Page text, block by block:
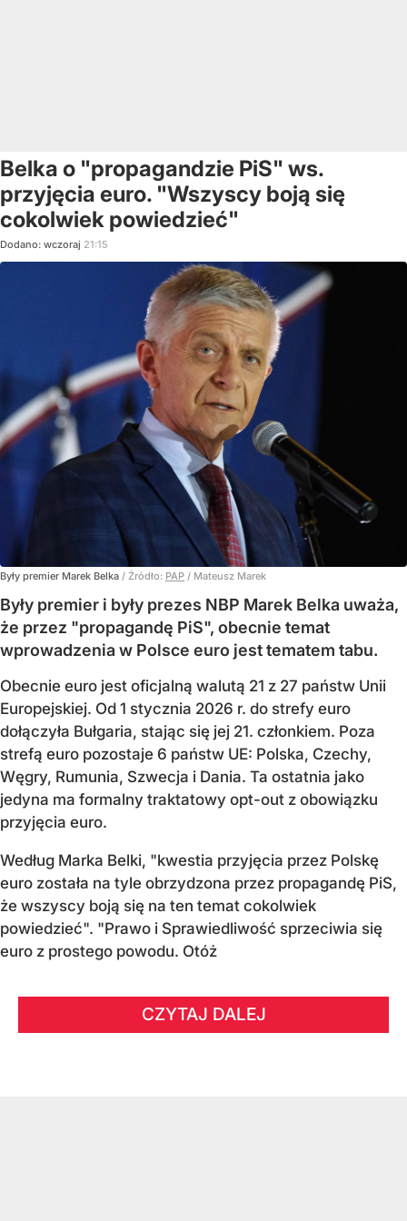
Belka o "propagandzie PiS" ws.
przyjęcia euro. "Wszyscy boją się
cokolwiek powiedzieć"
Dodano: wczoraj 21:15
Były premier Marek Belka / Źródło: PAP / Mateusz Marek
Były premier i były prezes NBP Marek Belka uważa,
że przez "propagandę PiS", obecnie temat
wprowadzenia w Polsce euro jest tematem tabu.
Obecnie euro jest oficjalną walutą 21 z 27 państw Unii
Europejskiej. Od 1 stycznia 2026 r. do strefy euro
dołączyła Bułgaria, stając się jej 21. członkiem. Poza
strefą euro pozostaje 6 państw UE: Polska, Czechy,
Węgry, Rumunia, Szwecja i Dania. Ta ostatnia jako
jedyna ma formalny traktatowy opt-out z obowiązku
przyjęcia euro.
Według Marka Belki, "kwestia przyjęcia przez Polskę
euro została na tyle obrzydzona przez propagandę PiS,
że wszyscy boją się na ten temat cokolwiek
powiedzieć". "Prawo i Sprawiedliwość sprzeciwia się
euro z prostego powodu. Otóż
CZYTAJ DALEJ